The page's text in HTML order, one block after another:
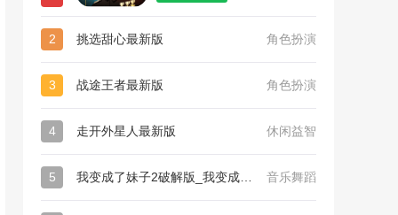
2 挑选甜心最新版 角色扮演
3 战途王者最新版 角色扮演
4 走开外星人最新版 休闲益智
5 音乐舞蹈